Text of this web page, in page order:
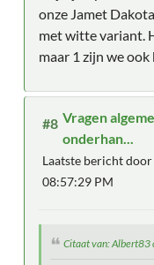
onze Jamet
met witte variant.
maar 1 zijn we ook
#8 Vragen
onderhan...
Laatste bericht door
08:57:29 PM
Citaat van: